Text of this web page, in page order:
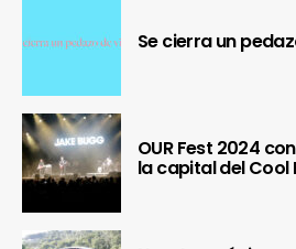
Se cierra un
OUR Fest 2024
la capital del Cool